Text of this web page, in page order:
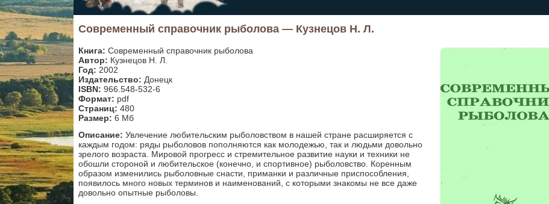
Современный справочник рыболова — Кузнецов Н. Л.
Книга: Современный справочник рыболова
Автор: Кузнецов Н. Л.
Год: 2002
Издательство: Донецк
ISBN: 966.548-532-6
Формат: pdf
Страниц: 480
Размер: 6 Мб
Описание: Увлечение любительским рыболовством в нашей стране расширяется с
каждым годом: ряды рыболовов пополняются как молодежью, так и людьми довольно
зрелого возраста. Мировой прогресс и стремительное развитие науки и техники не
обошли стороной и любительское (конечно, и спортивное) рыболовство. Коренным
образом изменились рыболовные снасти, приманки и различные приспособления,
появилось много новых терминов и наименований, с которыми знакомы не все даже
довольно опытные рыболовы.